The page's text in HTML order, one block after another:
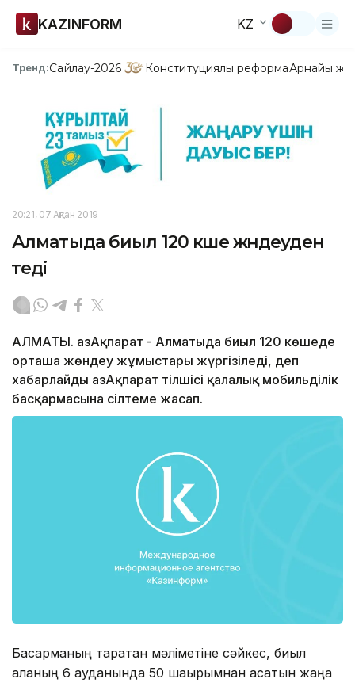
KAZINFORM KZ
Тренд:Сайлау-2026 Конституциялық реформаАрнайы
20:21, 07 Ақпан 2019
Алматыда биыл 120 көше жөндеуден
өтеді
АЛМАТЫ. ҚазАқпарат - Алматыда биыл 120 көшеде
орташа жөндеу жұмыстары жүргізіледі, деп
хабарлайды ҚазАқпарат тілшісі қалалық мобильділік
басқармасына сілтеме жасап.
Басқарманың таратқан мәліметіне сәйкес, биыл
қаланың 6 ауданында 50 шақырымнан асатын жаңа